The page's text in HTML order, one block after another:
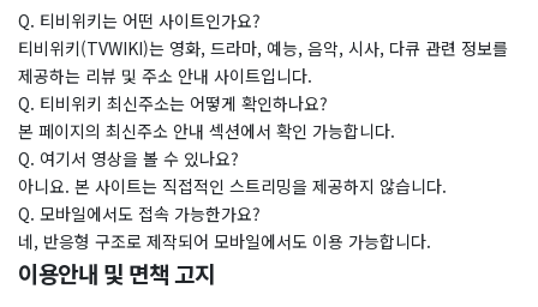
Q. 티비위키는 어떤 사이트인가요?
티비위키(TVWIKI)는 영화, 드라마, 예능, 음악, 시사, 다큐 관련 정보를
제공하는 리뷰 및 주소 안내 사이트입니다.
Q. 티비위키 최신주소는 어떻게 확인하나요?
본 페이지의 최신주소 안내 섹션에서 확인 가능합니다.
Q. 여기서 영상을 볼 수 있나요?
아니요. 본 사이트는 직접적인 스트리밍을 제공하지 않습니다.
Q. 모바일에서도 접속 가능한가요?
네, 반응형 구조로 제작되어 모바일에서도 이용 가능합니다.
이용안내 및 면책 고지